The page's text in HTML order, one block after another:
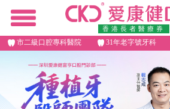
香港長者醫療券
市二級口腔專科醫院 31年老字號牙科